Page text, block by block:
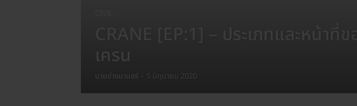
เครน
นายช่างมาแชร์ - 5 มิถุนายน 2020